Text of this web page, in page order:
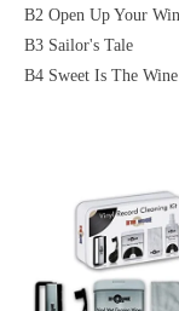
B2 Open Up Your
B3 Sailor's Tale
B4 Sweet Is The Wine